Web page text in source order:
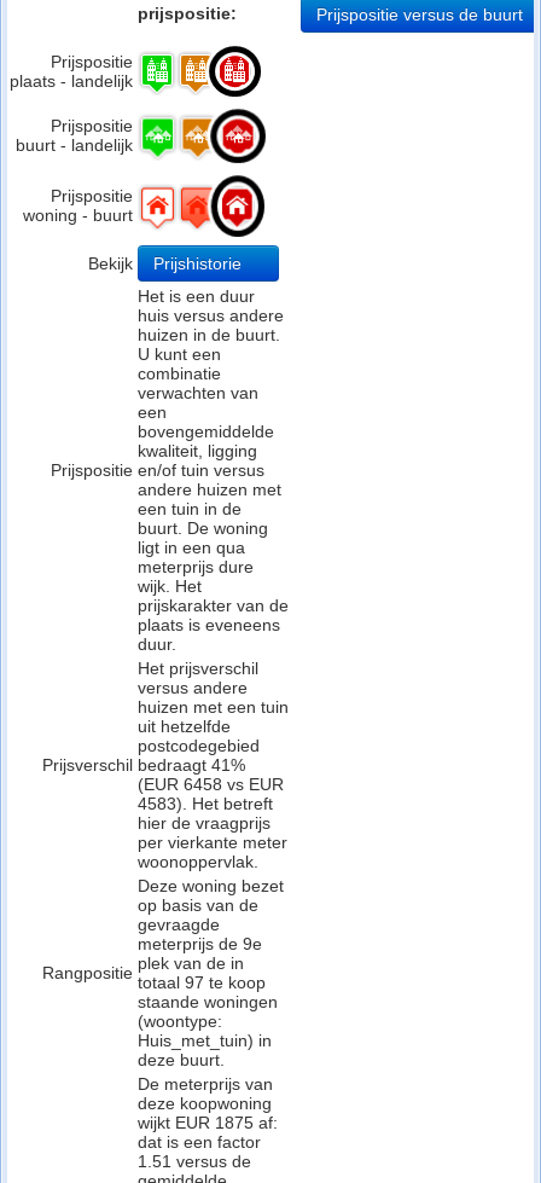
prijspositie:
Prijspositie
plaats - landelijk
Prijspositie
buurt - landelijk
Prijspositie
woning - buurt
Bekijk Prijshistorie
Prijspositie
Het is een duur
huis versus andere
huizen in de buurt.
U kunt een
combinatie
verwachten van
een
bovengemiddelde
kwaliteit, ligging
en/of tuin versus
andere huizen met
een tuin in de
buurt. De woning
ligt in een qua
meterprijs dure
wijk. Het
prijskarakter van de
plaats is eveneens
duur.
Prijsverschil
Het prijsverschil
versus andere
huizen met een tuin
uit hetzelfde
postcodegebied
bedraagt 41%
(EUR 6458 vs EUR
4583). Het betreft
hier de vraagprijs
per vierkante meter
woonoppervlak.
Rangpositie
Deze woning bezet
op basis van de
gevraagde
meterprijs de 9e
plek van de in
totaal 97 te koop
staande woningen
(woontype:
Huis_met_tuin) in
deze buurt.
De meterprijs van
deze koopwoning
wijkt EUR 1875 af:
dat is een factor
1.51 versus de
Prijspositie versus de buurt